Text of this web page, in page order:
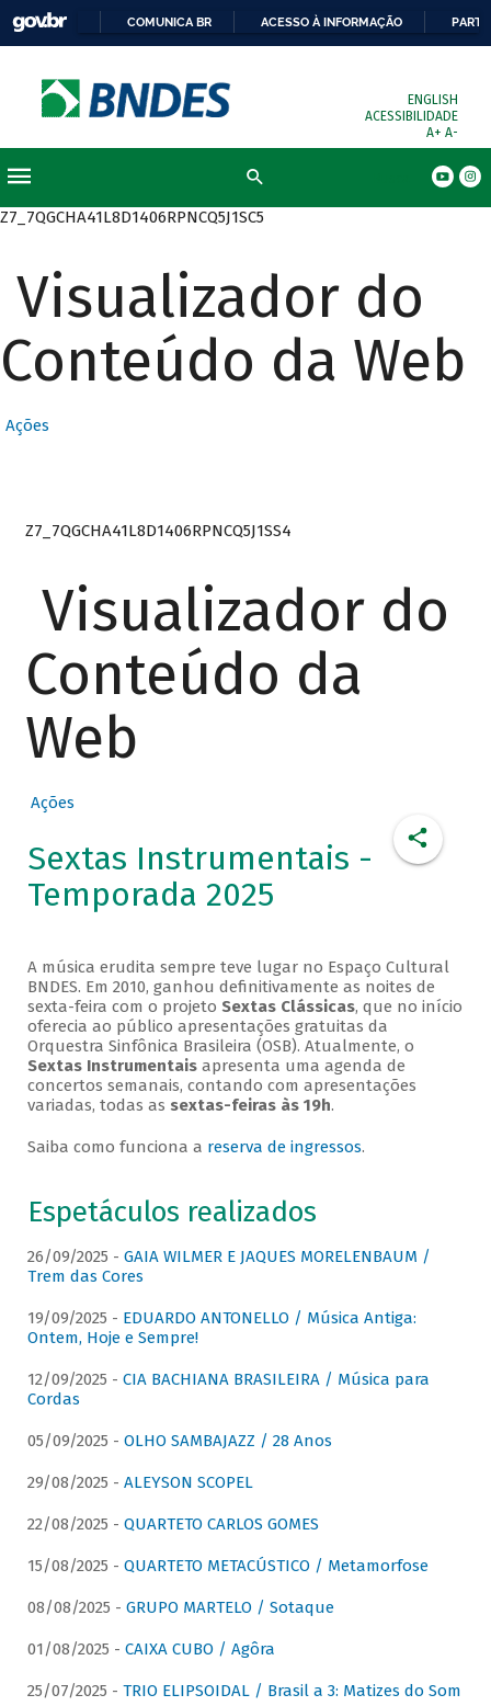
COMUNICA BR ACESSO À INFORMAÇÃO
ENGLISH
ACESSIBILIDADE
A+ A-
Z7_7QGCHA41L8D1406RPNCQ5J1SC5
Visualizador do
Conteúdo da Web
Ações
Z7_7QGCHA41L8D1406RPNCQ5J1SS4
Visualizador do
Conteúdo da
Web
Ações
Sextas Instrumentais -
Temporada 2025
A música erudita sempre teve lugar no Espaço Cultural
BNDES. Em 2010, ganhou definitivamente as noites de
sexta-feira com o projeto Sextas Clássicas, que no início
oferecia ao público apresentações gratuitas da
Orquestra Sinfônica Brasileira (OSB). Atualmente, o
Sextas Instrumentaisapresenta uma agenda de
concertos semanais, contando com apresentações
variadas, todas as sextas-feiras às 19h.
Saiba como funciona a reserva de ingressos.
Espetáculos realizados
26/09/2025 - GAIA WILMER E JAQUES MORELENBAUM /
Trem das Cores
19/09/2025 - EDUARDO ANTONELLO / Música Antiga:
Ontem, Hoje e Sempre!
12/09/2025 - CIA BACHIANA BRASILEIRA / Música para
Cordas
05/09/2025 - OLHO SAMBAJAZZ / 28 Anos
29/08/2025 - ALEYSON SCOPEL
22/08/2025 - QUARTETO CARLOS GOMES
15/08/2025 - QUARTETO METACÚSTICO / Metamorfose
08/08/2025 - GRUPO MARTELO / Sotaque
01/08/2025 - CAIXA CUBO / Agôra
25/07/2025 - TRIO ELIPSOIDAL / Brasil a 3: Matizes do Som